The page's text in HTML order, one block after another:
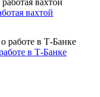
вахтой
в Т-Банке